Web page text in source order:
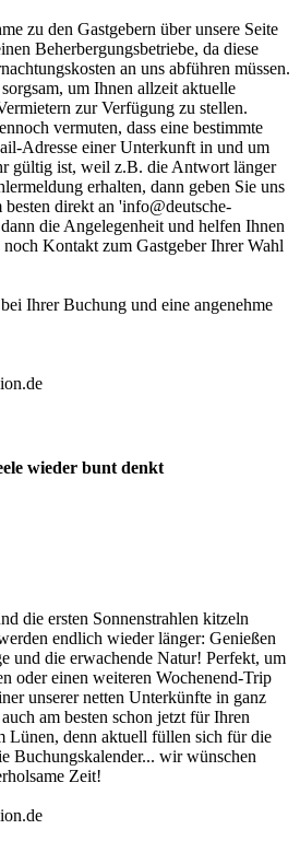
zu den Gastgebern über unsere Seite
Beherbergungsbetriebe, da diese
an uns abführen müssen.
um Ihnen allzeit aktuelle
zur Verfügung zu stellen.
vermuten, dass eine bestimmte
Adresse einer Unterkunft in und um
gültig ist, weil z.B. die Antwort länger
erhalten, dann geben Sie uns
direkt an 'info@deutsche-
die Angelegenheit und helfen Ihnen
Kontakt zum Gastgeber Ihrer Wahl
Ihrer Buchung und eine angenehme
wieder bunt denkt
die ersten Sonnenstrahlen kitzeln
endlich wieder länger: Genießen
und die erwachende Natur! Perfekt, um
oder einen weiteren Wochenend-Trip
unserer netten Unterkünfte in ganz
am besten schon jetzt für Ihren
Lünen, denn aktuell füllen sich für die
Buchungskalender... wir wünschen
Zeit!